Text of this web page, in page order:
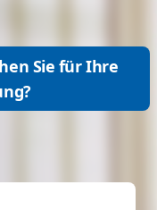
Sie für Ihre